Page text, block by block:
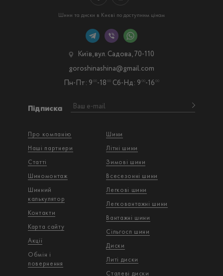
Шини та диски в Києві по доступним цінам
Про компанію
Наші партнери
Статті
Шиномонтаж
Шинний
калькулятор
Контакти
Карта сайту
Акції
Обмін і
повернення
Шини
Літні шини
Зимові шини
Всесезонні шини
Легкові шини
Легковантажнi шини
Вантажнi шини
Сільгосп шини
Диски
Литі диски
Сталеві диски
Підписка
Київ, вул. Садова, 70-110
Пн-Пт: 9 00-18 00 Сб-Нд: 9 00-16 00
goroshinashina@gmail.com